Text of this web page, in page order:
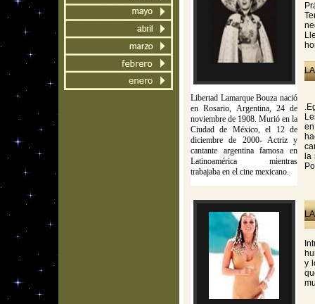
Libertad Lamarque Bouza nació
en Rosario, Argentina, 24 de
noviembre de 1908. Murió en la
Ciudad de México, el 12 de
diciembre de 2000- Actriz y
cantante argentina famosa en
Latinoamérica mientras
trabajaba en el cine mexicano.
la
y